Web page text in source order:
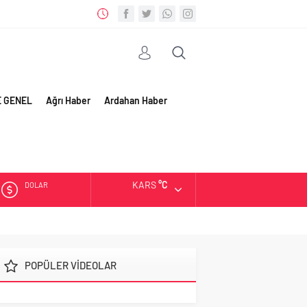
GENEL Ağrı Haber Ardahan Haber
DOLAR KARS°C
POPÜLER VİDEOLAR